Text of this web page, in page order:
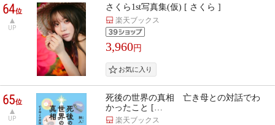
64位
UP
さくら1st写真集(仮) [ さくら ]
楽天ブックス
3,960円
65位
UP
死後の世界の真相 亡き母との対話でわ
かったこと […
楽天ブックス